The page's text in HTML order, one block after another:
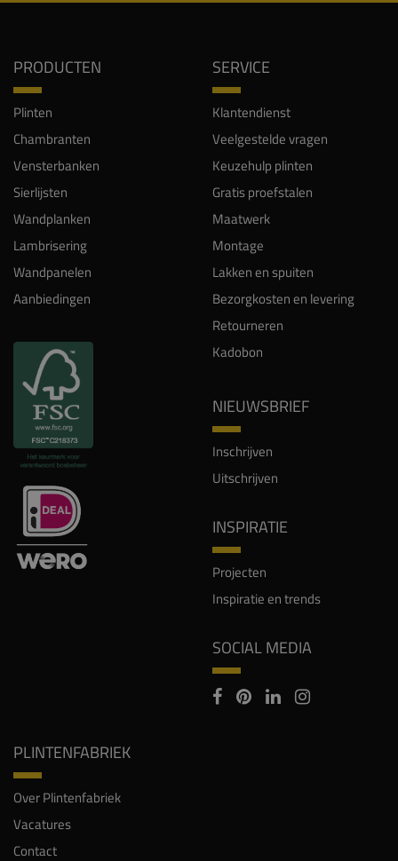
PRODUCTEN
Plinten
Chambranten
Vensterbanken
Sierlijsten
Wandplanken
Lambrisering
Wandpanelen
Aanbiedingen
SERVICE
Klantendienst
Veelgestelde vragen
Keuzehulp plinten
Gratis proefstalen
Maatwerk
Montage
Lakken en spuiten
Bezorgkosten en levering
Retourneren
Kadobon
NIEUWSBRIEF
Inschrijven
Uitschrijven
INSPIRATIE
Projecten
Inspiratie en trends
SOCIAL MEDIA
PLINTENFABRIEK
Over Plintenfabriek
Vacatures
Contact